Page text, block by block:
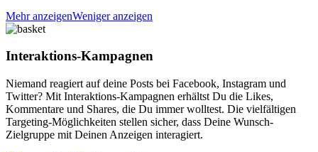
Mehr anzeigenWeniger anzeigen
Interaktions-Kampagnen
Niemand reagiert auf deine Posts bei Facebook, Instagram und
Twitter? Mit Interaktions-Kampagnen erhältst Du die Likes,
Kommentare und Shares, die Du immer wolltest. Die vielfältigen
Targeting-Möglichkeiten stellen sicher, dass Deine Wunsch-
Zielgruppe mit Deinen Anzeigen interagiert.